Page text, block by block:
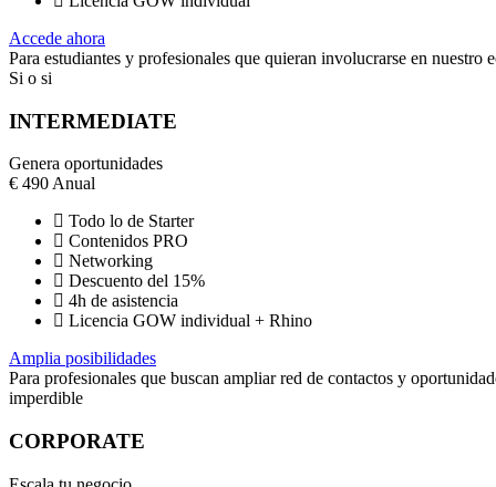
Accede ahora
Para estudiantes y profesionales que quieran involucrarse en
Si o si
INTERMEDIATE
Genera oportunidades
€ 490Anual
Todo lo de Starter
Contenidos PRO
Networking
Descuento del 15%
4h de asistencia
Licencia GOW individual + Rhino
Amplia posibilidades
Para profesionales que buscan ampliar red de contactos y
imperdible
CORPORATE